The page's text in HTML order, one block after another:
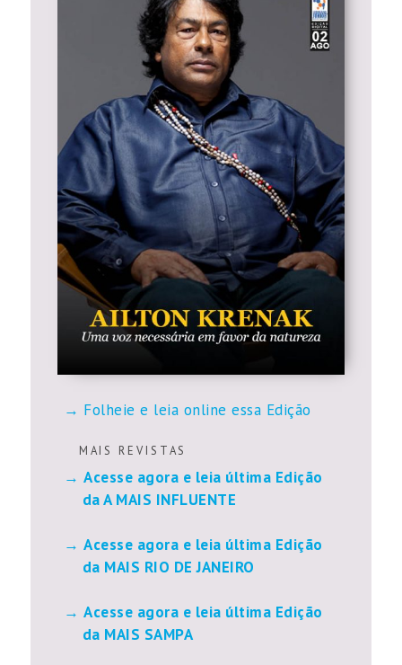
Folheie e leia online essa Edição
M A I S R E V I S T A S
Acesse agora e leia última Edição
da A MAIS INFLUENTE
Acesse agora e leia última Edição
da MAIS RIO DE JANEIRO
Acesse agora e leia última Edição
da MAIS SAMPA